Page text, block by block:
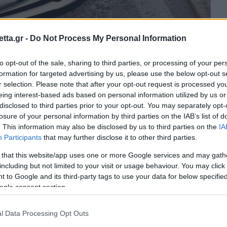
- Do Not Process My Personal Information
opt-out of the sale, sharing to third parties, or processing of your
for targeted advertising by us, please use the below opt-out
selection. Please note that after your opt-out request is processed
interest-based ads based on personal information utilized by us
to third parties prior to your opt-out. You may separately
of your personal information by third parties on the IAB’s list of
This information may also be disclosed by us to third parties on the
Participants that may further disclose it to other third parties.
that this website/app uses one or more Google services and may
but not limited to your visit or usage behaviour. You may
to Google and its third-party tags to use your data for below
consent section.
Data Processing Opt Outs
στα αποτελέσματα αναζήτησης.
στην Google
απ’ όπου ζήτησε και πήρε
απολογία της και αφέθηκε
τις επόμενες ημέρες η 15χρονη που
που είχε από την ερωτική συνεύρεση της